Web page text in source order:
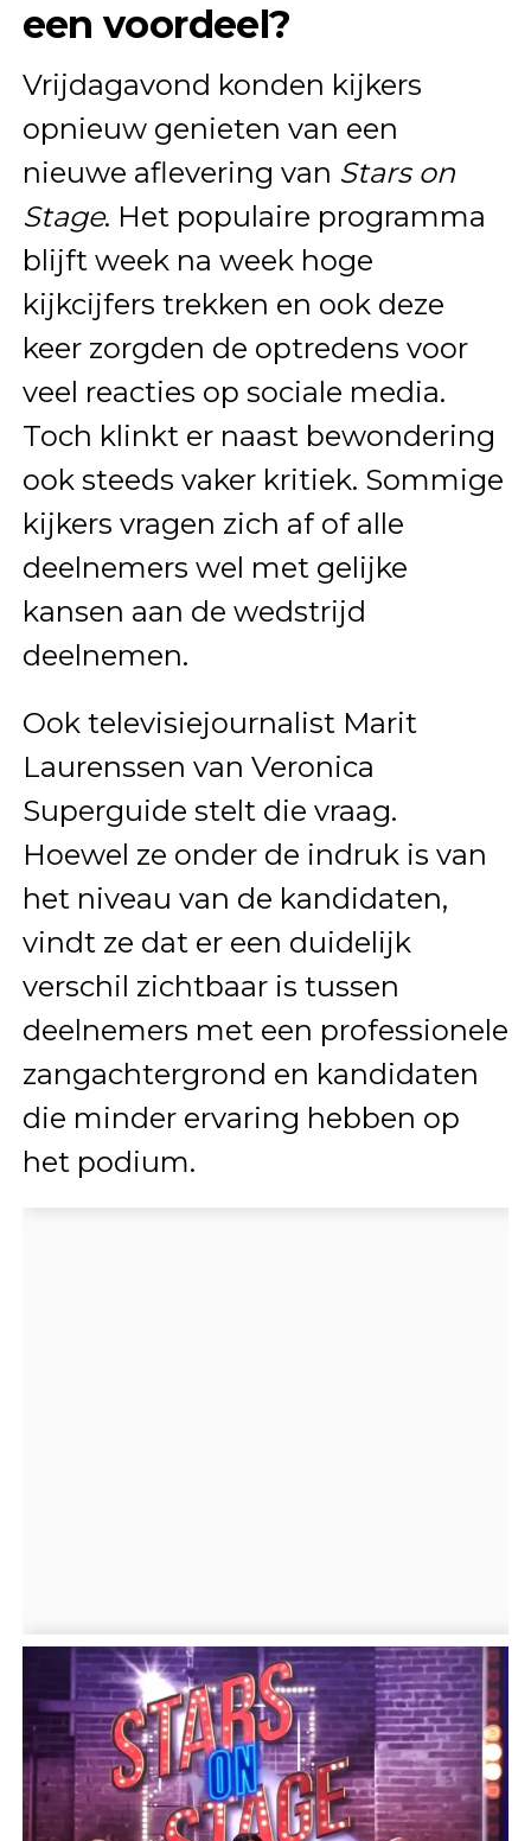
een voordeel?
Vrijdagavond konden kijkers
opnieuw genieten van een
nieuwe aflevering van Stars on
Stage. Het populaire programma
blijft week na week hoge
kijkcijfers trekken en ook deze
keer zorgden de optredens voor
veel reacties op sociale media.
Toch klinkt er naast bewondering
ook steeds vaker kritiek. Sommige
kijkers vragen zich af of alle
deelnemers wel met gelijke
kansen aan de wedstrijd
deelnemen.
Ook televisiejournalist Marit
Laurenssen van Veronica
Superguide stelt die vraag.
Hoewel ze onder de indruk is van
het niveau van de kandidaten,
vindt ze dat er een duidelijk
verschil zichtbaar is tussen
deelnemers met een professionele
zangachtergrond en kandidaten
die minder ervaring hebben op
het podium.